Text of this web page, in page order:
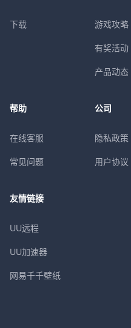
下载 游戏攻略
有奖活动
产品动态
帮助
在线客服
常见问题
公司
隐私政策
用户协议
友情链接
UU远程
UU加速器
网易千千壁纸